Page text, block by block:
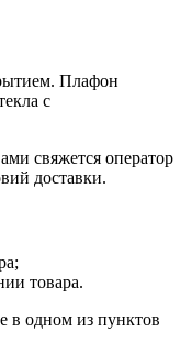
Плафон
с
свяжется оператор
доставки.
товара.
в одном из пунктов